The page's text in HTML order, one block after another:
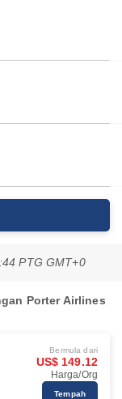
PTG GMT+0
Porter Airlines
Bermula dari
US$ 149.12
Harga/Org
Tempah